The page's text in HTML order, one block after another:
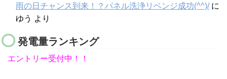
雨の日チャンス到来！？パネル洗浄リベンジ成功(^^)/に
ゆう より
発電量ランキング
エントリー受付中！！